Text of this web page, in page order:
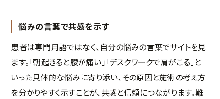
悩みの言葉で共感を示す
患者は専門用語ではなく、自分の悩みの言葉でサイトを見
ます。「朝起きると腰が痛い」「デスクワークで肩がこる」と
いった具体的な悩みに寄り添い、その原因と施術の考え方
を分かりやすく示すことが、共感と信頼につながります。難